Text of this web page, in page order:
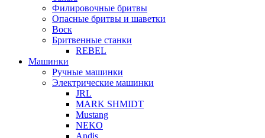
Филировочные бритвы
Опасные бритвы и шаветки
Воск
Бритвенные станки
REBEL
Машинки
Ручные машинки
Электрические машинки
JRL
MARK SHMIDT
Mustang
NEKO
Andis